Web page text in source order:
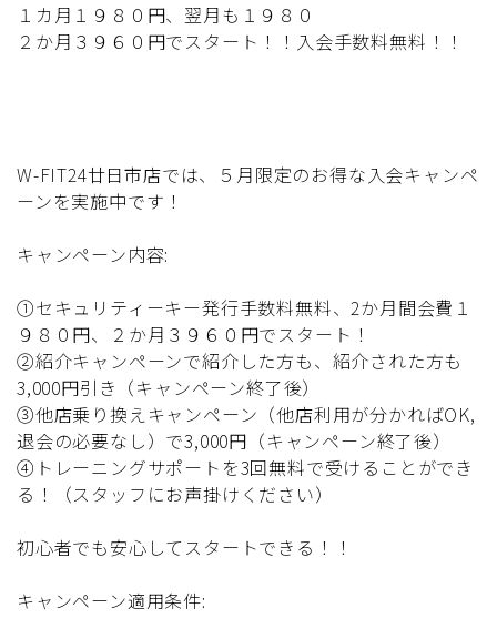
１カ月１９８０円、翌月も１９８０
２か月３９６０円でスタート！！入会手数料無料！！
W-FIT24廿日市店では、５月限定のお得な入会キャンペ
ーンを実施中です！
キャンペーン内容:
①セキュリティーキー発行手数料無料、2か月間会費１
９８０円、２か月３９６０円でスタート！
②紹介キャンペーンで紹介した方も、紹介された方も
3,000円引き（キャンペーン終了後）
③他店乗り換えキャンペーン（他店利用が分かればOK,
退会の必要なし）で3,000円（キャンペーン終了後）
④トレーニングサポートを3回無料で受けることができ
る！（スタッフにお声掛けください）
初心者でも安心してスタートできる！！
キャンペーン適用条件: